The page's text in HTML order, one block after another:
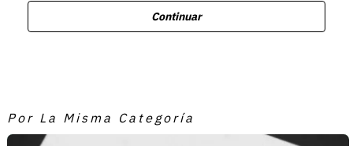
Continuar
Por La Misma Categoría